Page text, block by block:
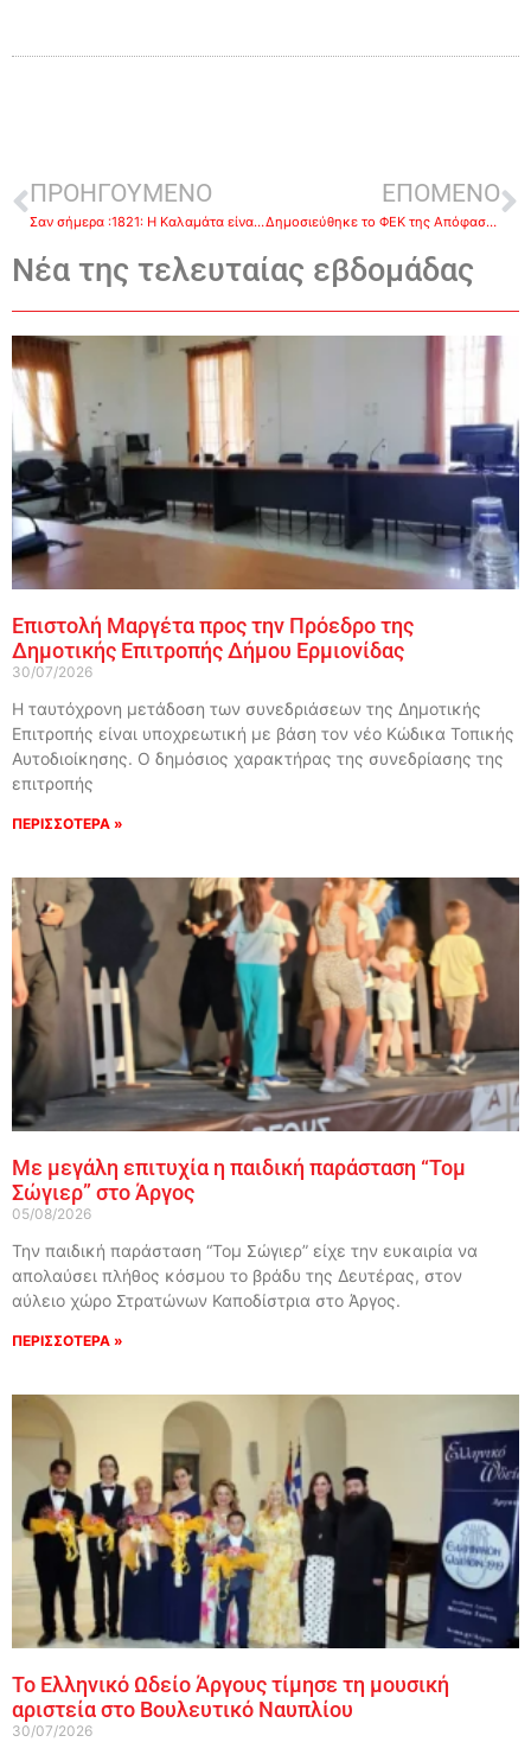
ΠΡΟΗΓΟΥΜΕΝΟ
Σαν σήμερα :1821: H Καλαμάτα είναι η πρώτη ελληνική πόλη που απελευθερώνεται από τους Τούρκους
ΕΠΟΜΕΝΟ
Δημοσιεύθηκε το ΦΕΚ της Απόφασης Αναστολής Λειτουργίας Τουριστικών Καταλυμάτων
Νέα της τελευταίας εβδομάδας
Επιστολή Μαργέτα προς την Πρόεδρο της
Δημοτικής Επιτροπής Δήμου Ερμιονίδας
30/07/2026
Η ταυτόχρονη μετάδοση των συνεδριάσεων της Δημοτικής
Επιτροπής είναι υποχρεωτική με βάση τον νέο Κώδικα Τοπικής
Αυτοδιοίκησης. Ο δημόσιος χαρακτήρας της συνεδρίασης της
επιτροπής
ΠΕΡΙΣΣΟΤΕΡΑ »
Με μεγάλη επιτυχία η παιδική παράσταση “Τομ
Σώγιερ” στο Άργος
05/08/2026
Την παιδική παράσταση “Τομ Σώγιερ” είχε την ευκαιρία να
απολαύσει πλήθος κόσμου το βράδυ της Δευτέρας, στον
αύλειο χώρο Στρατώνων Καποδίστρια στο Άργος.
ΠΕΡΙΣΣΟΤΕΡΑ »
Το Ελληνικό Ωδείο Άργους τίμησε τη μουσική
αριστεία στο Βουλευτικό Ναυπλίου
30/07/2026